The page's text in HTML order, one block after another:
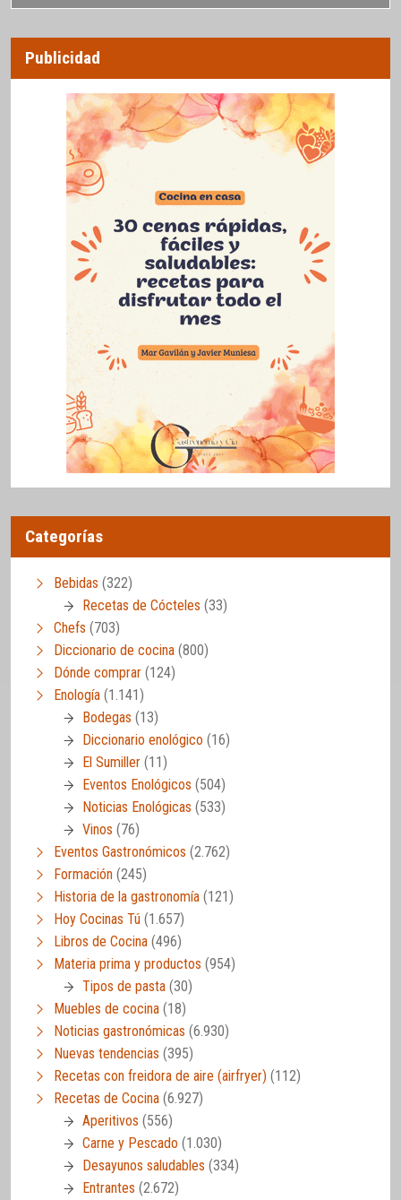
Publicidad
Categorías
Bebidas (322)
Recetas de Cócteles (33)
Chefs (703)
Diccionario de cocina (800)
Dónde comprar (124)
Enología (1.141)
Bodegas (13)
Diccionario enológico (16)
El Sumiller (11)
Eventos Enológicos (504)
Noticias Enológicas (533)
Vinos (76)
Eventos Gastronómicos (2.762)
Formación (245)
Historia de la gastronomía (121)
Hoy Cocinas Tú (1.657)
Libros de Cocina (496)
Materia prima y productos (954)
Tipos de pasta (30)
Muebles de cocina (18)
Noticias gastronómicas (6.930)
Nuevas tendencias (395)
Recetas con freidora de aire (airfryer) (112)
Recetas de Cocina (6.927)
Aperitivos (556)
Carne y Pescado (1.030)
Desayunos saludables (334)
Entrantes (2.672)